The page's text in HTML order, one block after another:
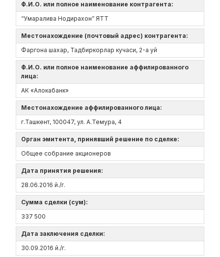
Ф.И.О. или полное наименование контрагента:
“Умаралива Нодирахон” ЯТТ
Местонахождение (почтовый адрес) контрагента:
Фаргона шахар, Тадбиркорлар кучаси, 2-а уй
Ф.И.О. или полное наименование аффилированного
лица:
АК «Алокабанк»
Местонахождение аффилированного лица:
г.Ташкент, 100047, ул. А.Темура, 4
Орган эмитента, принявший решение по сделке:
Общее собрание акционеров
Дата принятия решения:
28.06.2016 й./г.
Сумма сделки (сум):
337 500
Дата заключения сделки:
30.09.2016 й./г.